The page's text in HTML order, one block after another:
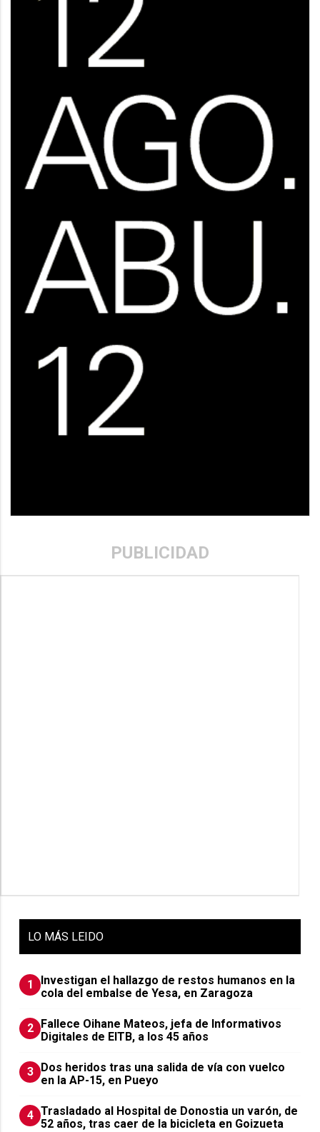
PUBLICIDAD
LO MÁS LEIDO
1
Investigan el hallazgo de restos humanos en la
cola del embalse de Yesa, en Zaragoza
2
Fallece Oihane Mateos, jefa de Informativos
Digitales de EITB, a los 45 años
3
Dos heridos tras una salida de vía con vuelco
en la AP-15, en Pueyo
4 Trasladado al Hospital de Donostia un varón, de
52 años, tras caer de la bicicleta en Goizueta